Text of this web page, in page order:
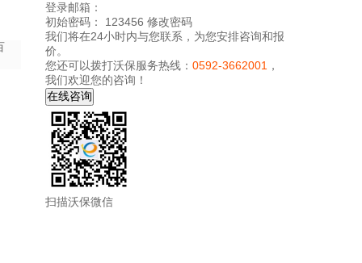
登录邮箱：
初始密码： 123456 修改密码
我们将在24小时内与您联系，为您安排咨询和报
价。
您还可以拨打沃保服务热线： 0592-3662001 ，
我们欢迎您的咨询！
扫描沃保微信